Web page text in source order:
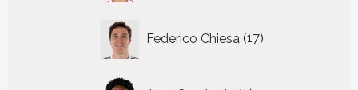
Federico Chiesa 17
producten